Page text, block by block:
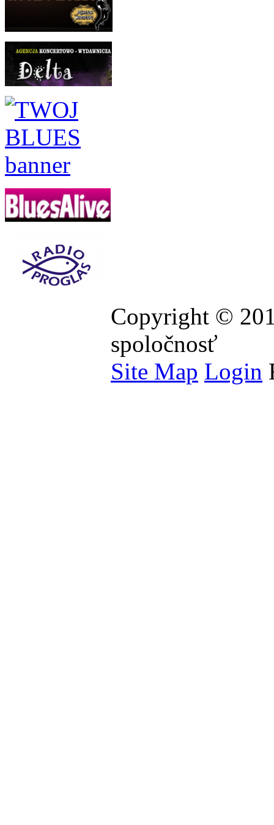
Copyright ©
spoločnosť
Site Map Login